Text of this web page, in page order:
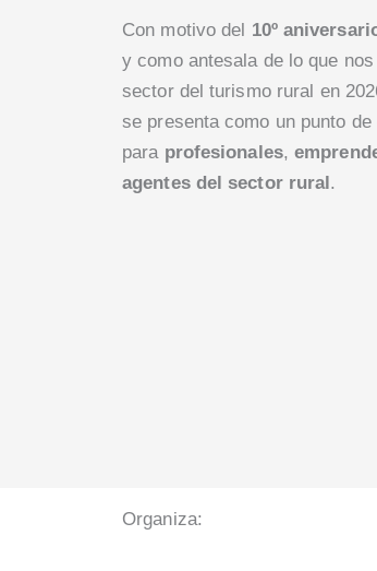
Con motivo del 10º
y como antesala de lo que nos
sector del turismo rural en
se presenta como un punto
para profesionales,
agentes del sector rural .
Organiza: